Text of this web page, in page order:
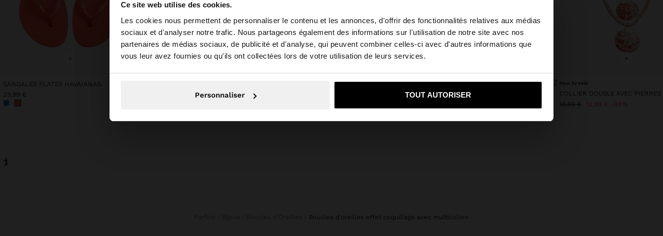
Ce site web utilise des cookies.
Les cookies nous permettent de personnaliser le contenu et les annonces, d'offrir des fonctionnalités relatives aux médias
sociaux et d'analyser notre trafic. Nous partageons également des informations sur l'utilisation de notre site avec nos
partenaires de médias sociaux, de publicité et d'analyse, qui peuvent combiner celles-ci avec d'autres informations que
vous leur avez fournies ou qu'ils ont collectées lors de votre utilisation de leurs services.
Personnaliser TOUT AUTORISER
bonjour ×
Vous accédez au site depuis France. Voulez-vous parcourir notre site au United States?
Non, je souhaite rester sur France Oui, dirigez-moi vers United States
+
SANDALES PLATES HAVAIANAS
29,99 €
+
T-SHIRT AVEC COTON
+
PANTALON CROPPED STYLE BOMBACHE
SAC SHOPPER EFFET PAILLE AVEC POCHETTE AMOVIBLE
49,99 €
+
New to sale
19,99 € 12,99 € 35%
boucles d'oreilles effet coquillage avec multicolore